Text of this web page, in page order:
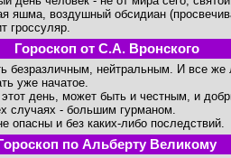
яшма, воздушный обсидиан
гроссуляр.
Гороскоп от С.А. Вронского
безразличным, нейтральным. И все же
уже начатое.
этот день, может быть и честным, и
случаях - большим гурманом.
опасны и без каких-либо последствий.
Гороскоп по Альберту Великому